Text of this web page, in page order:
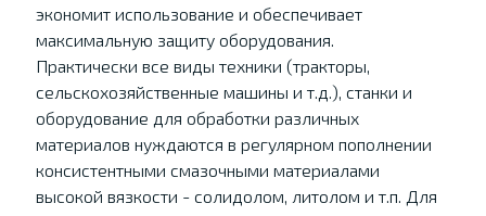
экономит использование и обеспечивает
максимальную защиту оборудования.
Практически все виды техники (тракторы,
сельскохозяйственные машины и т.д.), станки и
оборудование для обработки различных
материалов нуждаются в регулярном пополнении
консистентными смазочными материалами
высокой вязкости - солидолом, литолом и т.п. Для